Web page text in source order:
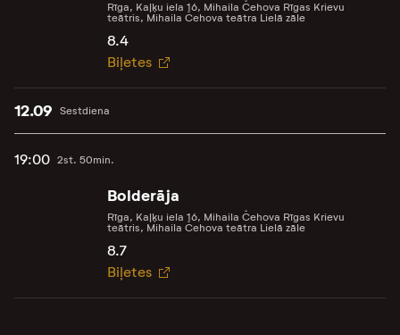
Rīga, Kaļķu iela 16, Mihaila Čehova Rīgas Krievu
teātris, Mihaila Čehova teātra Lielā zāle
8.4
Biļetes
Sestdiena
12.09
19:00 2st. 50min.
Bolderāja
Rīga, Kaļķu iela 16, Mihaila Čehova Rīgas Krievu
teātris, Mihaila Čehova teātra Lielā zāle
8.7
Biļetes